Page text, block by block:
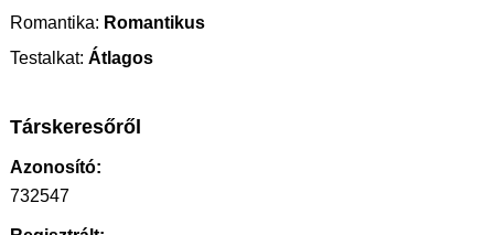
Romantika: Romantikus
Testalkat: Átlagos
Társkeresőről
Azonosító:
732547